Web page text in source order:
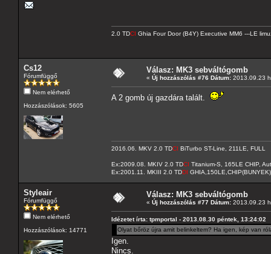
2.0 TDCI Ghia Four Door (B4Y) Executive MM6 ---LE
Cs12
Fórumfüggő
Nem elérhető
Hozzászólások: 5605
Válasz: MK3 sebváltógomb
« Új hozzászólás #76 Dátum: 2013.09.23
A 2 gomb új gazdára talált.
2016.06. MKV 2.0 TDCI BiTurbo ST-Line, 211LE, FULL
Ex:2009.08. MKIV 2.0 TDCI Titanium-S, 165LE CHIP,
Ex:2001.11. MKIII 2.0 TDDI
Styleair
Fórumfüggő
Nem elérhető
Hozzászólások: 14771
Válasz: MK3 sebváltógomb
« Új hozzászólás #77 Dátum: 2013.09.23
Idézetet írta: tpmportal - 2013.08.30 péntek, 13:24:02
Olyat bőröz újra amit belinkeltem? Ha igen, kép van
Igen.
Nincs.